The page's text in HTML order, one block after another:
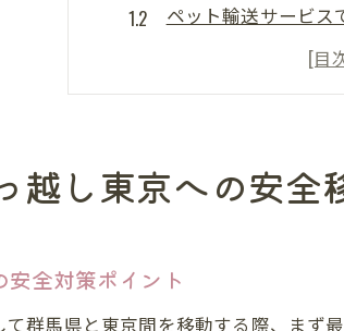
ペット輸送サービス
ペット引越し同乗ル
長距離ペット引越し
ペット引越しサービス群
群馬県でペット引っ
ペット輸送サービス
群馬県発ペット引越
越し東京への安全
全対策ポイント
群馬県と東京間を移動する際、まず